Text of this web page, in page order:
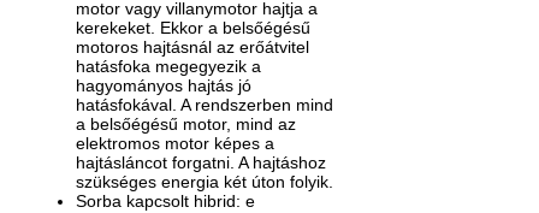
motor vagy villanymotor hajtja a
kerekeket. Ekkor a belsőégésű
motoros hajtásnál az erőátvitel
hatásfoka megegyezik a
hagyományos hajtás jó
hatásfokával. A rendszerben mind
a belsőégésű motor, mind az
elektromos motor képes a
hajtásláncot forgatni. A hajtáshoz
szükséges energia két úton folyik.
Sorba kapcsolt hibrid: e